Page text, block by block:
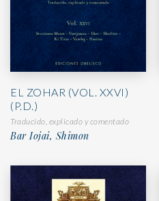
EL ZOHAR (VOL. XXVI)
(P.D.)
Traducido, explicado y comentado
Bar Iojai, Shimon